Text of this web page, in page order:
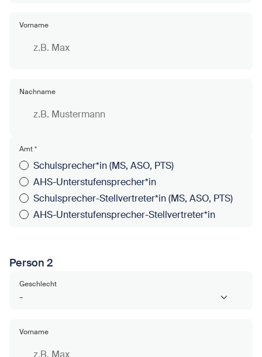
Vorname
Nachname
Amt*
Schulsprecher*in (MS, ASO, PTS)
AHS-Unterstufensprecher*in
Schulsprecher-Stellvertreter*in (MS, ASO, PTS)
AHS-Unterstufensprecher-Stellvertreter*in
Person 2
Geschlecht
Vorname